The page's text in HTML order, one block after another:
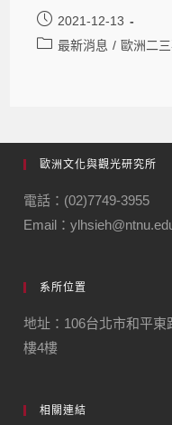
2021-12-13
最新消息 / 歐洲二
歐洲文化與觀光研究所
電話：(02)7749-3955
Email：
系所位置
地址：106台北市和平
樓4樓
相關連結